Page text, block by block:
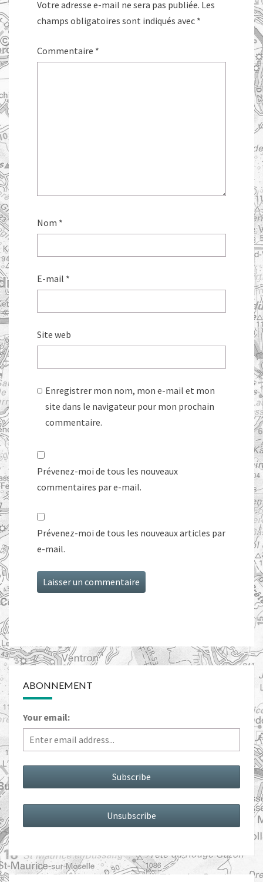
Votre adresse e-mail ne sera pas publiée. Les
champs obligatoires sont indiqués avec *
Commentaire *
Nom *
E-mail *
Site web
Enregistrer mon nom, mon e-mail et mon
site dans le navigateur pour mon prochain
commentaire.
Prévenez-moi de tous les nouveaux
commentaires par e-mail.
Prévenez-moi de tous les nouveaux articles par
e-mail.
ABONNEMENT
Your email: